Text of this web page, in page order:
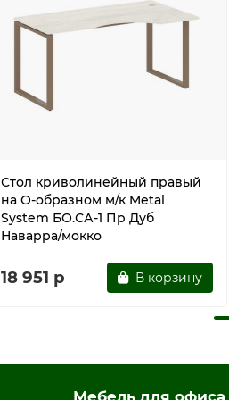
Стол криволинейный правый
на О-образном м/к Metal
System БО.СА-1 Пр Дуб
Наварра/мокко
18 951 р В корзину
Мебель для офиса